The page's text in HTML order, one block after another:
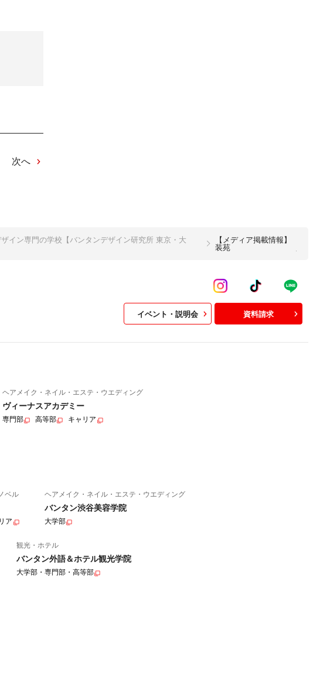
次へ
イン専門の学校【バンタンデザイン研究所 東京・大
【メディア掲載情報】
装苑
イベント・説明会 資料請求
ヘアメイク・ネイル・エステ・ウエディング
ヴィーナスアカデミー
専門部 高等部 キャリア
ベル
ア
ヘアメイク・ネイル・エステ・ウエディング
バンタン渋谷美容学院
大学部
観光・ホテル
バンタン外語＆ホテル観光学院
大学部・専門部・高等部